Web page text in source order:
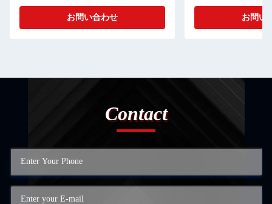
お問い合わせ お問い
Contact